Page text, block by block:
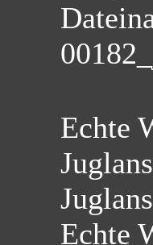
Echte
Echte